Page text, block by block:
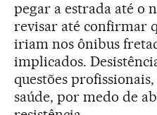
pegar a estrada até o
revisar até confirmar
iriam nos ônibus
implicados.
questões
saúde, por medo de